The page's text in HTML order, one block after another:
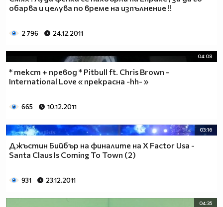
обарва и целува по време на изпълнение !!
2 796 24.12.2011
04:08
* текст + превод * Pitbull ft. Chris Brown -
International Love « прекрасна -hh- »
665 10.12.2011
03:16
Джъстин Бийбър на финалите на X Factor Usa -
Santa Claus Is Coming To Town (2)
931 23.12.2011
04:35